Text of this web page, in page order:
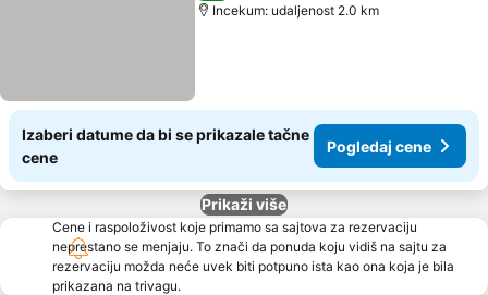
Incekum: udaljenost 2.0 km
Izaberi datume da bi se prikazale tačne
cene
Pogledaj cene
Prikaži više
Cene i raspoloživost koje primamo sa sajtova za rezervaciju
neprestano se menjaju. To znači da ponuda koju vidiš na sajtu za
rezervaciju možda neće uvek biti potpuno ista kao ona koja je bila
prikazana na trivagu.